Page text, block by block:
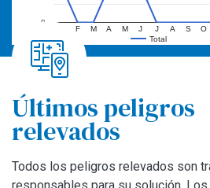
Total
F M A M J J A S O
0
Últimos peligros
relevados
Todos los peligros relevados son